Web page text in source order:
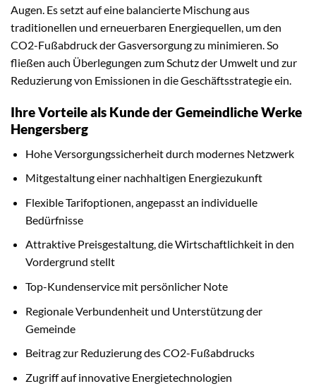
Augen. Es setzt auf eine balancierte Mischung aus
traditionellen und erneuerbaren Energiequellen, um den
CO2-Fußabdruck der Gasversorgung zu minimieren. So
fließen auch Überlegungen zum Schutz der Umwelt und zur
Reduzierung von Emissionen in die Geschäftsstrategie ein.
Ihre Vorteile als Kunde der Gemeindliche Werke
Hengersberg
Hohe Versorgungssicherheit durch modernes Netzwerk
Mitgestaltung einer nachhaltigen Energiezukunft
Flexible Tarifoptionen, angepasst an individuelle
Bedürfnisse
Attraktive Preisgestaltung, die Wirtschaftlichkeit in den
Vordergrund stellt
Top-Kundenservice mit persönlicher Note
Regionale Verbundenheit und Unterstützung der
Gemeinde
Beitrag zur Reduzierung des CO2-Fußabdrucks
Zugriff auf innovative Energietechnologien